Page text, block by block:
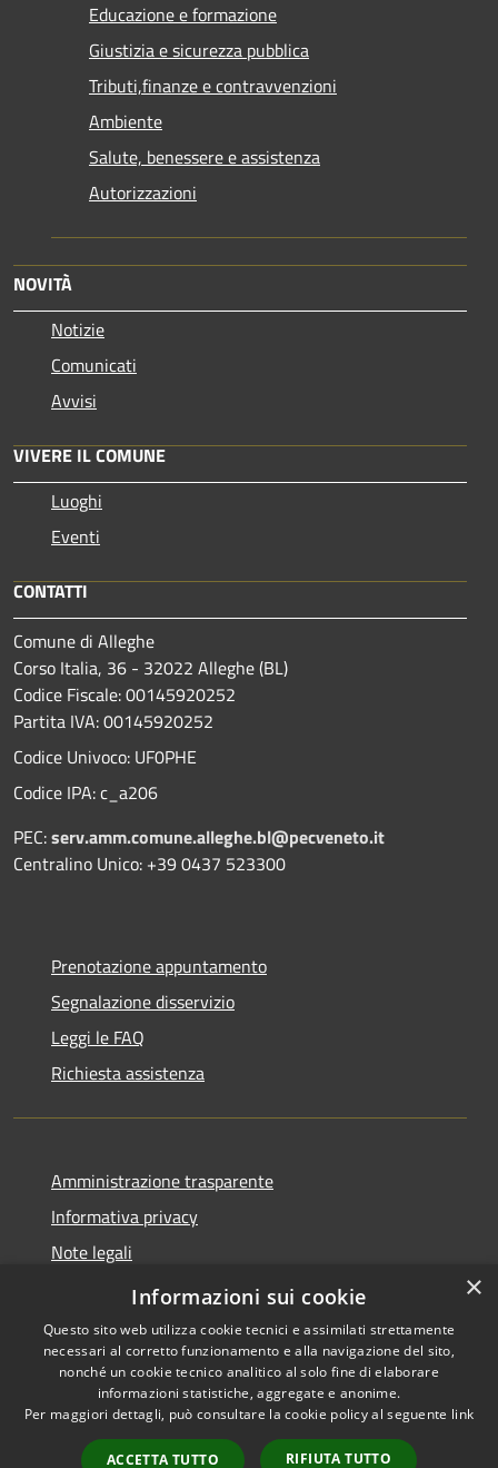
Educazione e formazione
Giustizia e sicurezza pubblica
Tributi,finanze e contravvenzioni
Ambiente
Salute, benessere e assistenza
Autorizzazioni
NOVITÀ
Notizie
Comunicati
Avvisi
VIVERE IL COMUNE
Luoghi
Eventi
CONTATTI
Comune di Alleghe
Corso Italia, 36 - 32022 Alleghe (BL)
Codice Fiscale: 00145920252
Partita IVA: 00145920252
Codice Univoco: UF0PHE
Codice IPA: c_a206
PEC:serv.amm.comune.alleghe.bl@pecveneto.it
Centralino Unico: +39 0437 523300
Prenotazione appuntamento
Segnalazione disservizio
Leggi le FAQ
Richiesta assistenza
Amministrazione trasparente
Informativa privacy
Note legali
Dichiarazione di accessibilità
Accessibilità
Copyright © 2026 • Comune di
Alleghe • Powered by
Municipium• Accesso
×
Informazioni sui cookie
Questo sito web utilizza cookie tecnici e assimilati strettamente
necessari al corretto funzionamento e alla navigazione del sito,
nonché un cookie tecnico analitico al solo fine di elaborare
informazioni statistiche, aggregate e anonime.
Per maggiori dettagli, può consultare la cookie policy al seguente link
ACCETTA TUTTO RIFIUTA TUTTO